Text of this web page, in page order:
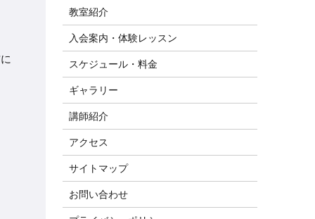
教室紹介
入会案内・体験レッスン
スケジュール・料金
ギャラリー
講師紹介
アクセス
サイトマップ
お問い合わせ